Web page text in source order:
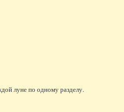
луне по одному разделу.